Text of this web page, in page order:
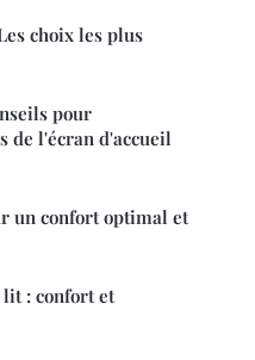
choix les plus
pour
de l'écran d'accueil
un confort optimal et
: confort et